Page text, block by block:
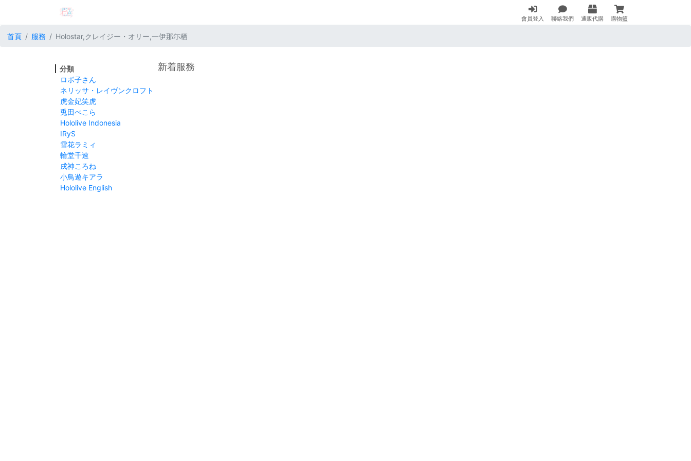
會員登入 聯絡我們 通販代購 購物籃
首頁 服務 Holostar,クレイジー・オリー,一伊那尓栖
分類
ロボ子さん
ネリッサ・レイヴンクロフト
虎金妃笑虎
兎田ぺこら
Hololive Indonesia
IRyS
雪花ラミィ
輪堂千速
戌神ころね
小鳥遊キアラ
Hololive English
新着服務